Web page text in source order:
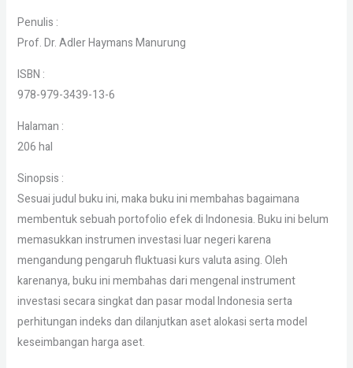
Penulis :
Prof. Dr. Adler Haymans Manurung
ISBN :
978-979-3439-13-6
Halaman :
206 hal
Sinopsis :
Sesuai judul buku ini, maka buku ini membahas bagaimana
membentuk sebuah portofolio efek di Indonesia. Buku ini belum
memasukkan instrumen investasi luar negeri karena
mengandung pengaruh fluktuasi kurs valuta asing. Oleh
karenanya, buku ini membahas dari mengenal instrument
investasi secara singkat dan pasar modal Indonesia serta
perhitungan indeks dan dilanjutkan aset alokasi serta model
keseimbangan harga aset.